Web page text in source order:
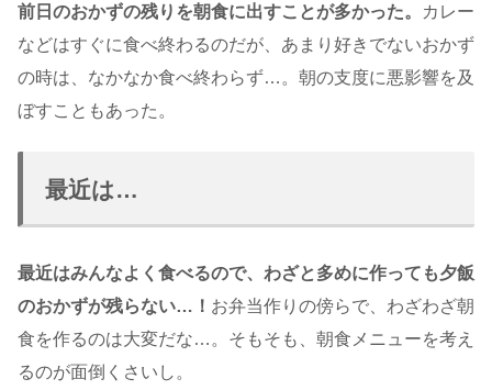
前日のおかずの残りを朝食に出すことが多かった。
カレー
などはすぐに食べ終わるのだが、あまり好きでないおかず
の時は、なかなか食べ終わらず…。朝の支度に悪影響を及
ぼすこともあった。
最近は…
最近はみんなよく食べるので、わざと多めに作っても夕飯
のおかずが残らない…！ お弁当作りの傍らで、わざわざ朝
食を作るのは大変だな…。そもそも、朝食メニューを考え
るのが面倒くさいし。